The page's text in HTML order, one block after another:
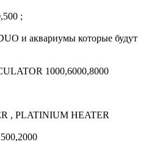
;
и аквариумы которые будут
1000,6000,8000
, PLATINIUM HEATER